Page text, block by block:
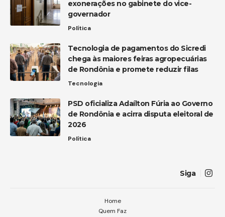
exonerações no gabinete do vice-
governador
Política
Tecnologia de pagamentos do Sicredi
chega às maiores feiras agropecuárias
de Rondônia e promete reduzir filas
Tecnologia
PSD oficializa Adaílton Fúria ao Governo
de Rondônia e acirra disputa eleitoral de
2026
Política
Siga
Home
Quem Faz